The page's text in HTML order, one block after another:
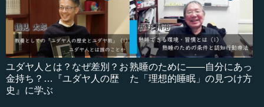
ユダヤ人とは？なぜ差別？お
金持ち？…『ユダヤ人の歴
史』に学ぶ
熟睡のために――自分にあっ
た「理想的睡眠」の見つけ方